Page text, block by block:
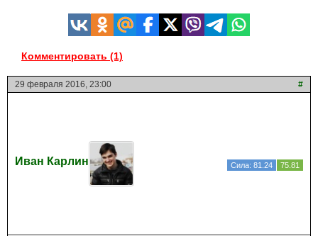
Комментировать (1)
29 февраля 2016, 23:00 #
Иван Карлин Сила: 81.24 75.81